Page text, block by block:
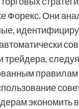
Форекс. Они
трейдера,
правилам
экономить